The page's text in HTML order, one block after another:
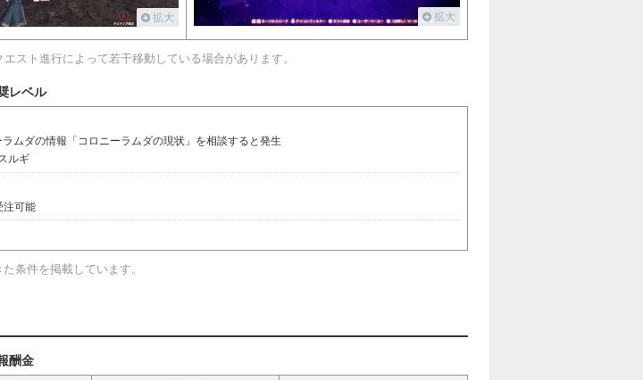
拡大 拡大
スト進行によって若干移動している場合があります。
レベル
ラムダの情報「コロニーラムダの現状」を相談すると発生
ルギ
注可能
条件を掲載しています。
酬金